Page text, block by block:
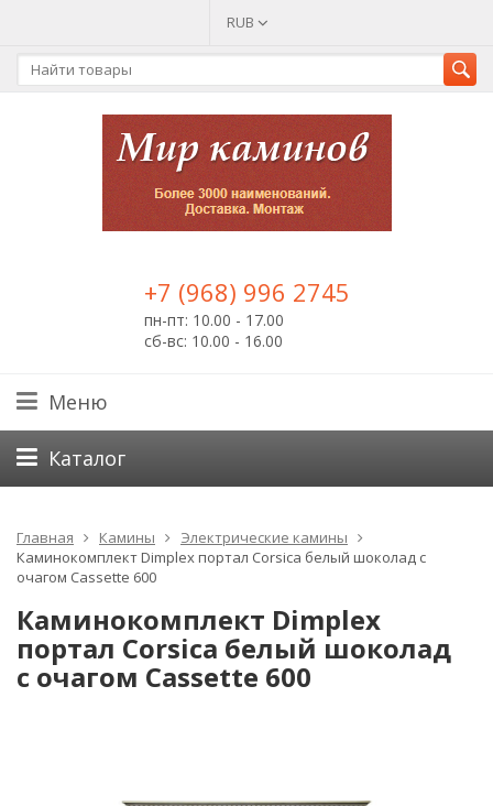
RUB
+7 (968) 996 2745
пн-пт: 10.00 - 17.00
сб-вс: 10.00 - 16.00
Меню
Каталог
Главная Камины
Электрические камины
Каминокомплект Dimplex портал Corsica белый шоколад с
очагом Cassette 600
Каминокомплект Dimplex
портал Corsica белый шоколад
с очагом Cassette 600